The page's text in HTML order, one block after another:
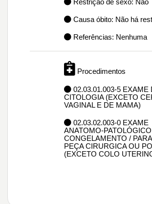
Restrição de sexo: Não
Causa óbito: Não há
Referências: Nenhuma
Procedimentos
02.03.01.003-5 EXAME
CITOLOGIA (EXCETO
VAGINAL E DE MAMA)
02.03.02.003-0 EXAME
ANATOMO-
CONGELAMENTO /
PEÇA CIRURGICA OU
(EXCETO COLO